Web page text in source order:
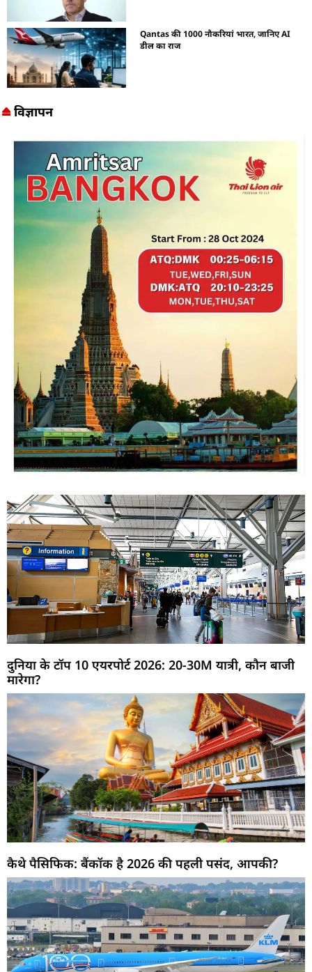
Qantas की 1000 नौकरियां भारत, जानिए AI
डील का राज
विज्ञापन
दुनिया के टॉप 10 एयरपोर्ट 2026: 20-30M यात्री, कौन बाजी
मारेगा?
कैथे पैसिफिक: बैंकॉक है 2026 की पहली पसंद, आपकी?